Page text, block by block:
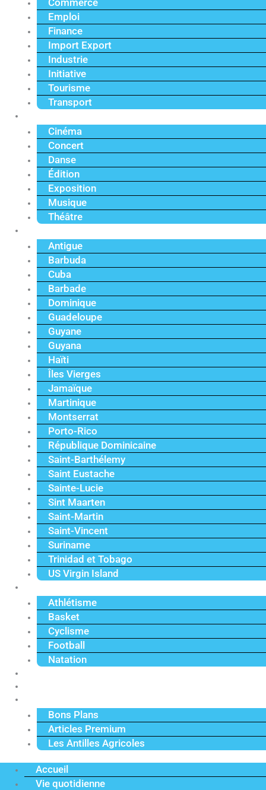
Commerce
Emploi
Finance
Import Export
Industrie
Initiative
Tourisme
Transport
Cinéma
Concert
Danse
Édition
Exposition
Musique
Théâtre
Antigue
Barbuda
Cuba
Barbade
Dominique
Guadeloupe
Guyane
Guyana
Haïti
Îles Vierges
Jamaïque
Martinique
Montserrat
Porto-Rico
République Dominicaine
Saint-Barthélemy
Saint Eustache
Sainte-Lucie
Sint Maarten
Saint-Martin
Saint-Vincent
Suriname
Trinidad et Tobago
US Virgin Island
Athlétisme
Basket
Cyclisme
Football
Natation
Bons Plans
Articles Premium
Les Antilles Agricoles
Accueil
Vie quotidienne